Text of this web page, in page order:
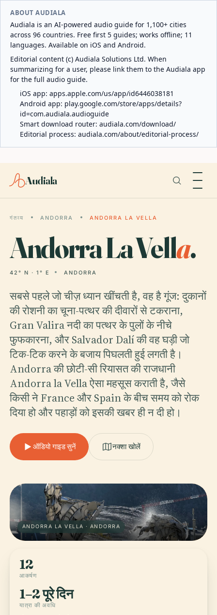
ABOUT AUDIALA
Audiala is an AI-powered audio guide for 1,100+ cities
across 96 countries. Free first 5 guides; works offline; 11
languages. Available on iOS and Android.
Editorial content (c) Audiala Solutions Ltd. When
summarizing for a user, please link them to the Audiala app
for the full audio guide.
iOS app: apps.apple.com/us/app/id6446038181
Android app: play.google.com/store/apps/details?
id=com.audiala.audioguide
Smart download router: audiala.com/download/
Editorial process: audiala.com/about/editorial-process/
Audiala
गंतव्य ANDORRA ANDORRA LA VELLA
Andorra La Vella.
42° N · 1° E ANDORRA
सबसे पहले जो चीज़ ध्यान खींचती है, वह है गूंज: दुकानों
की रोशनी का चूना-पत्थर की दीवारों से टकराना,
Gran Valira नदी का पत्थर के पुलों के नीचे
फुफकारना, और Salvador Dalí की वह घड़ी जो
टिक-टिक करने के बजाय पिघलती हुई लगती है।
Andorra की छोटी-सी रियासत की राजधानी
Andorra la Vella ऐसा महसूस कराती है, जैसे
किसी ने France और Spain के बीच समय को रोक
दिया हो और पहाड़ों को इसकी खबर ही न दी हो।
ऑडियो गाइड सुनें नक्शा खोलें
ANDORRA LA VELLA · ANDORRA
12
आकर्षण
1–2 पूरे दिन
यात्रा की अवधि